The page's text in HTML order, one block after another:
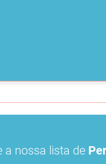
a nossa lista de